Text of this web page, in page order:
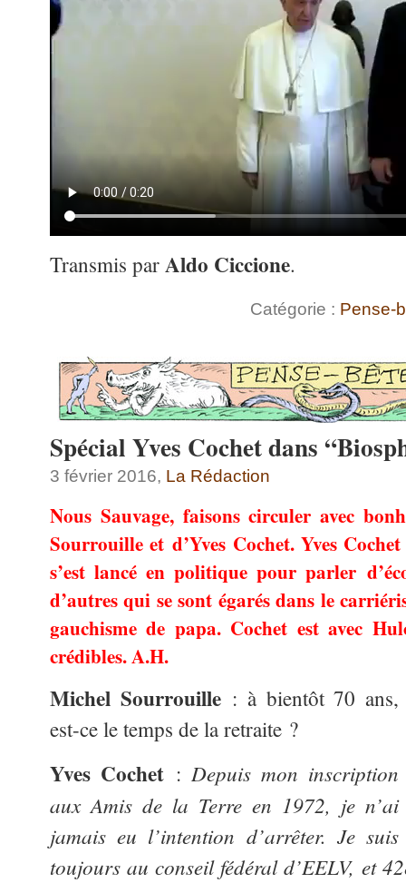
Transmis parAldo Ciccione.
Catégorie : Pense-
Spécial Yves Cochet dans
3 février 2016, La Rédaction
Nous Sauvage, faisons circuler avec
Sourrouille et d’Yves Cochet. Yves
s’est lancé en politique pour parler
d’autres qui se sont égarés dans le
gauchisme de papa. Cochet est avec
crédibles. A.H.
Michel Sourrouille: à bientôt 70 ans,
est-ce le temps de la retraite ?
Yves Cochet : Depuis mon inscription
aux Amis de la Terre en 1972, je n’ai
jamais eu l’intention d’arrêter. Je suis
toujours au conseil fédéral d’EELV, et